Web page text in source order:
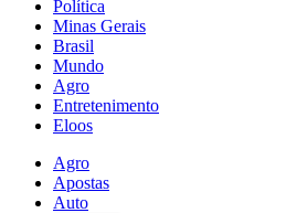
Política
Minas Gerais
Brasil
Mundo
Agro
Entretenimento
Eloos
Agro
Apostas
Auto